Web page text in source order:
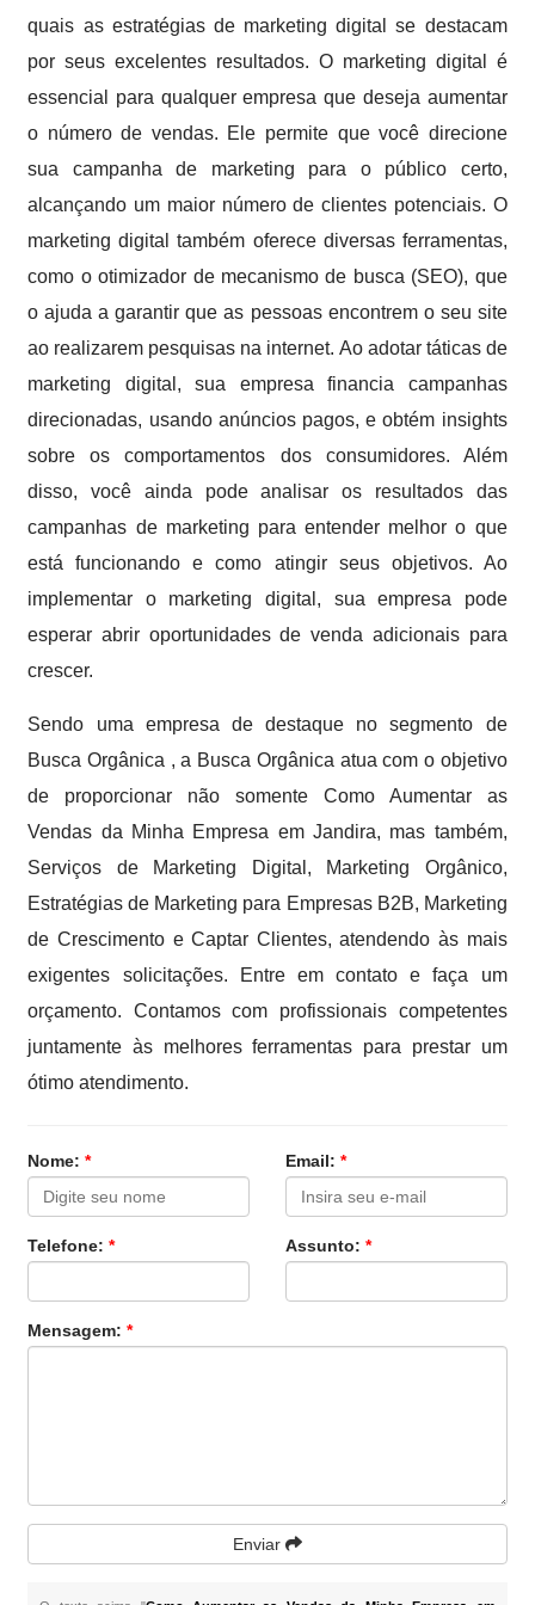
quais as estratégias de marketing digital se destacam
por seus excelentes resultados. O marketing digital é
essencial para qualquer empresa que deseja aumentar
o número de vendas. Ele permite que você direcione
sua campanha de marketing para o público certo,
alcançando um maior número de clientes potenciais. O
marketing digital também oferece diversas ferramentas,
como o otimizador de mecanismo de busca (SEO), que
o ajuda a garantir que as pessoas encontrem o seu site
ao realizarem pesquisas na internet. Ao adotar táticas de
marketing digital, sua empresa financia campanhas
direcionadas, usando anúncios pagos, e obtém insights
sobre os comportamentos dos consumidores. Além
disso, você ainda pode analisar os resultados das
campanhas de marketing para entender melhor o que
está funcionando e como atingir seus objetivos. Ao
implementar o marketing digital, sua empresa pode
esperar abrir oportunidades de venda adicionais para
crescer.
Sendo uma empresa de destaque no segmento de
Busca Orgânica , a Busca Orgânica atua com o objetivo
de proporcionar não somente Como Aumentar as
Vendas da Minha Empresa em Jandira, mas também,
Serviços de Marketing Digital, Marketing Orgânico,
Estratégias de Marketing para Empresas B2B, Marketing
de Crescimento e Captar Clientes, atendendo às mais
exigentes solicitações. Entre em contato e faça um
orçamento. Contamos com profissionais competentes
juntamente às melhores ferramentas para prestar um
ótimo atendimento.
Nome:* Email: *
Telefone:* Assunto: *
Mensagem:*
Enviar